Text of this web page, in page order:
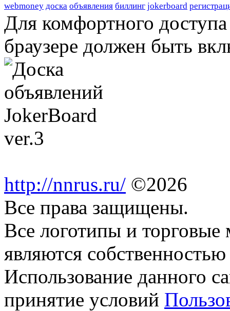
webmoney доска объявления биллинг jokerboard
Для комфортного
браузере должен быть
http://nnrus.ru/ ©2026
Все права защищены.
Все логотипы и торговые
являются
Использование данного
принятие условий